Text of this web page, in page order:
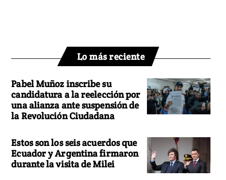
Lo más reciente
Pabel Muñoz inscribe su
candidatura a la reelección por
una alianza ante suspensión de
la Revolución Ciudadana
Estos son los seis acuerdos que
Ecuador y Argentina firmaron
durante la visita de Milei